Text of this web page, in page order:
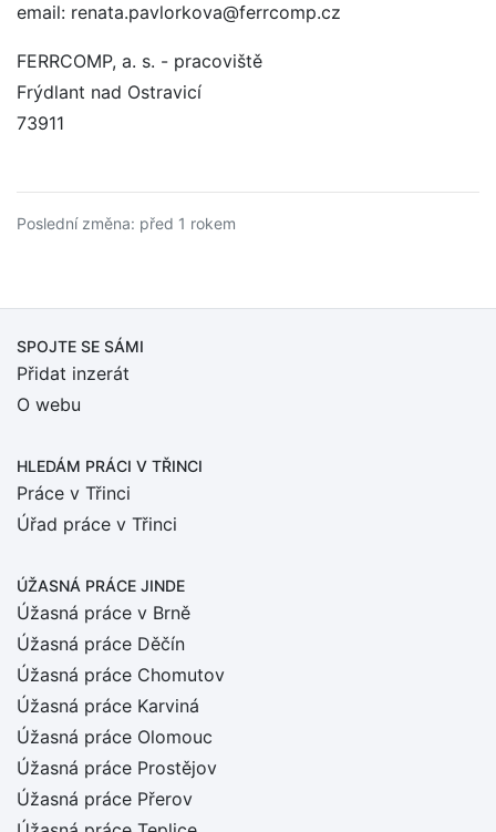
email: renata.pavlorkova@ferrcomp.cz
FERRCOMP, a. s. - pracoviště
Frýdlant nad Ostravicí
73911
Poslední změna: před 1 rokem
SPOJTE SE SÁMI
Přidat inzerát
O webu
HLEDÁM PRÁCI V TŘINCI
Práce v Třinci
Úřad práce v Třinci
ÚŽASNÁ PRÁCE JINDE
Úžasná práce v Brně
Úžasná práce Děčín
Úžasná práce Chomutov
Úžasná práce Karviná
Úžasná práce Olomouc
Úžasná práce Prostějov
Úžasná práce Přerov